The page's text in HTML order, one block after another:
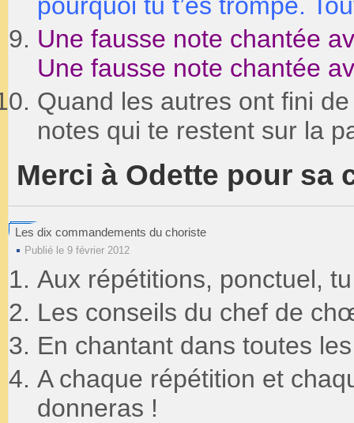
Une fausse note chantée
Une fausse note chantée
Quand les autres ont fini
notes qui te restent sur la
Merci à Odette pour sa
Les dix commandements du choriste
Publié le 9 février 2012
Aux répétitions, ponctuel,
Les conseils du chef de
En chantant dans toutes
A chaque répétition et
donneras !